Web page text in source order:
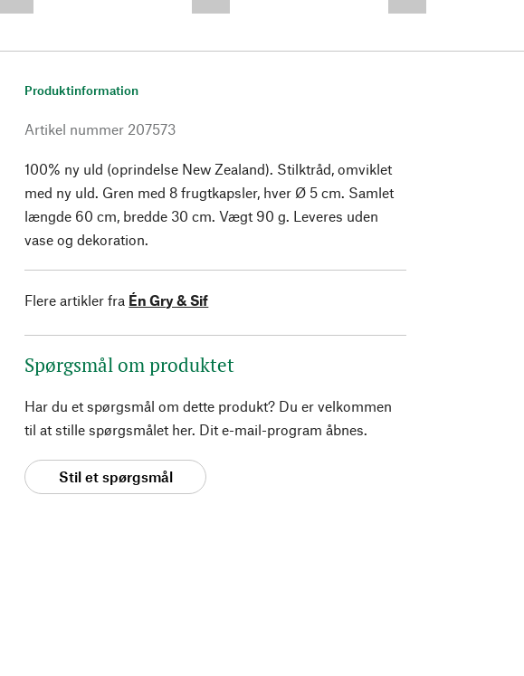
Produktinformation
Artikel nummer 207573
100% ny uld (oprindelse New Zealand). Stilktråd, omviklet
med ny uld. Gren med 8 frugtkapsler, hver Ø 5 cm. Samlet
længde 60 cm, bredde 30 cm. Vægt 90 g. Leveres uden
vase og dekoration.
Flere artikler fra Én Gry & Sif
Spørgsmål om produktet
Har du et spørgsmål om dette produkt? Du er velkommen
til at stille spørgsmålet her. Dit e-mail-program åbnes.
Stil et spørgsmål